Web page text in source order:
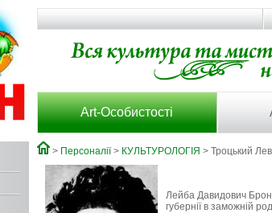
Art-Особистості
> Персоналії> КУЛЬТУРОЛОГІЯ > Троцький
Лейба Давидович
губернії в заможній